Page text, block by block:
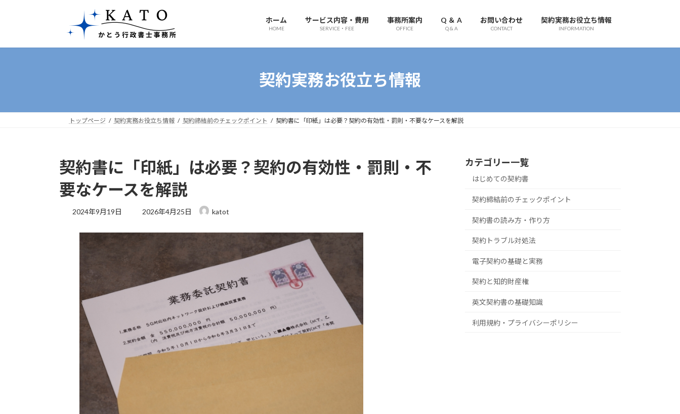
プ
動
ホーム
HOME
サービス内容・費用
SERVICE・FEE
事務所案内
OFFICE
Q ＆ A
Q & A
お問い合わせ
CONTACT
契約実務お役立ち情報
INFORMATION
契約実務お役立ち情報
トップページ 契約実務お役立ち情報 契約締結前のチェックポイント 契約書に「印紙」は必要？契約の有効性・罰則・不要なケースを解説
契約書に「印紙」は必要？契約の有効性・罰則・不
要なケースを解説
2024年9月19日
最
2026年4月25日 katot
カテゴリー一覧
はじめての契約書
契約締結前のチェックポイント
契約書の読み方・作り方
契約トラブル対処法
電子契約の基礎と実務
契約と知的財産権
英文契約書の基礎知識
利用規約・プライバシーポリシー